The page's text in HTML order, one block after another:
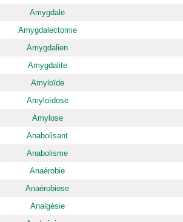
Amygdale
Amygdalectomie
Amygdalien
Amygdalite
Amyloïde
Amyloïdose
Amylose
Anabolisant
Anabolisme
Anaérobie
Anaérobiose
Analgésie